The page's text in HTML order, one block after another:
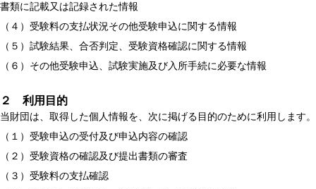
書類に記載又は記録された情報
（４）受験料の支払状況その他受験申込に関する情報
（５）試験結果、合否判定、受験資格確認に関する情報
（６）その他受験申込、試験実施及び入所手続に必要な情報
２ 利用目的
当財団は、取得した個人情報を、次に掲げる目的のために利用します。
（１）受験申込の受付及び申込内容の確認
（２）受験資格の確認及び提出書類の審査
（３）受験料の支払確認